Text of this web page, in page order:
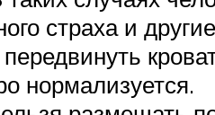
страха и
передвинуть
нормализуется.